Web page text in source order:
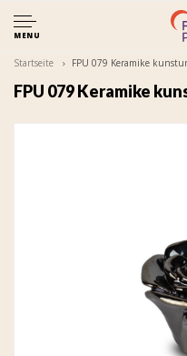
MENU
Startseite FPU 079 Keramike
FPU 079 Keramike